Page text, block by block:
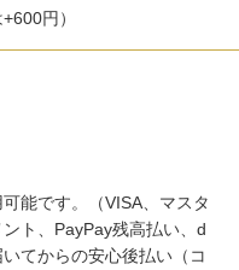
円）
能です。（VISA、マスタ
ト、PayPay残高払い、d
てからの安心後払い（コ